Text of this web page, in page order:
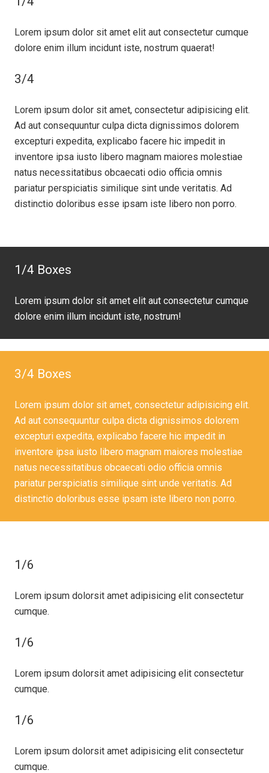
Lorem ipsum dolor sit amet elit aut consectetur cumque
dolore enim illum incidunt iste, nostrum quaerat!
3/4
Lorem ipsum dolor sit amet, consectetur adipisicing elit.
Ad aut consequuntur culpa dicta dignissimos dolorem
excepturi expedita, explicabo facere hic impedit in
inventore ipsa iusto libero magnam maiores molestiae
natus necessitatibus obcaecati odio officia omnis
pariatur perspiciatis similique sint unde veritatis. Ad
distinctio doloribus esse ipsam iste libero non porro.
1/4 Boxes
Lorem ipsum dolor sit amet elit aut consectetur cumque
dolore enim illum incidunt iste, nostrum!
3/4 Boxes
Lorem ipsum dolor sit amet, consectetur adipisicing elit.
Ad aut consequuntur culpa dicta dignissimos dolorem
excepturi expedita, explicabo facere hic impedit in
inventore ipsa iusto libero magnam maiores molestiae
natus necessitatibus obcaecati odio officia omnis
pariatur perspiciatis similique sint unde veritatis. Ad
distinctio doloribus esse ipsam iste libero non porro.
1/6
Lorem ipsum dolorsit amet adipisicing elit consectetur
cumque.
1/6
Lorem ipsum dolorsit amet adipisicing elit consectetur
cumque.
1/6
Lorem ipsum dolorsit amet adipisicing elit consectetur
cumque.